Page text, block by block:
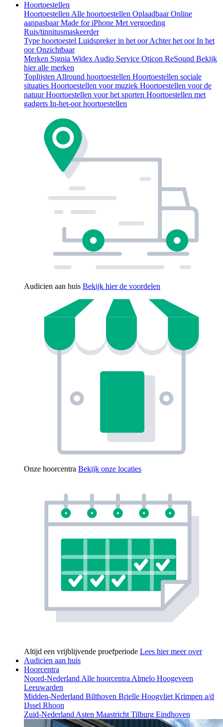
Hoortoestellen
HoortoestellenAlle hoortoestellen OplaadbaarOnline
aanpasbaarMade for iPhone Met vergoeding
Ruis/tinnitusmaskeerder
Type hoortoestel Luidspreker in het oorAchter het oorIn het
oorOnzichtbaar
Merken Signia WidexAudio Service Oticon ReSound Bekijk
hier alle merken
ToplijstenAllround hoortoestellen Hoortoestellen sociale
situaties Hoortoestellen voor muziek Hoortoestellen voor de
natuurHoortoestellen voor het sporten Hoortoestellen met
gadgets In-het-oor hoortoestellen
Audicien aan huis Bekijk hier de voordelen
Onze hoorcentra Bekijk onze locaties
Altijd een vrijblijvende proefperiode Lees hier meer over
Audicien aan huis
Hoorcentra
Noord-NederlandAlle hoorcentraAlmelo Hoogeveen
Leeuwarden
Midden-Nederland Bilthoven Brielle HoogvlietKrimpen a/d
IJssel Rhoon
Zuid-NederlandAsten MaastrichtTilburg Eindhoven